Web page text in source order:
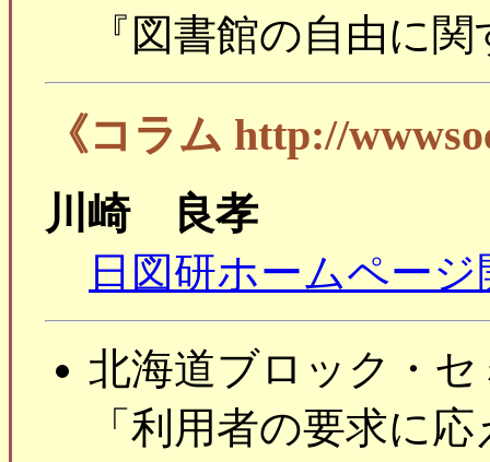
『図書館の自由に
《コラム http://
川崎 良孝
日図研ホームペー
北海道ブロック・
「利用者の要求に